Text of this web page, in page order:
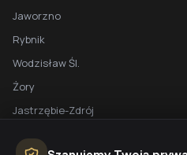
Jaworzno
Rybnik
Wodzisław Śl.
Żory
Jastrzębie-Zdrój